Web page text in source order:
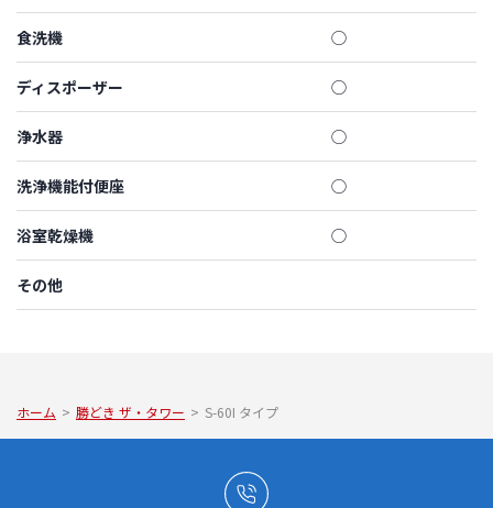
食洗機 ◯
ディスポーザー ◯
浄水器 ◯
洗浄機能付便座 ◯
浴室乾燥機 ◯
その他
ホーム > 勝どき ザ・タワー > S-60I タイプ